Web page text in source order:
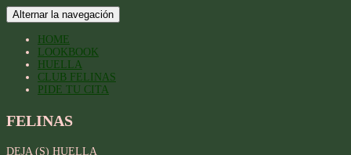
Alternar la navegación
HOME
LOOKBOOK
HUELLA
CLUB FELINAS
PIDE TU CITA
FELINAS
DEJA (S) HUELLA